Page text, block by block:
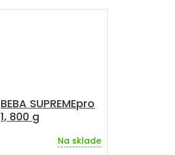
BEBA SUPREMEpro
1, 800 g
Na sklade